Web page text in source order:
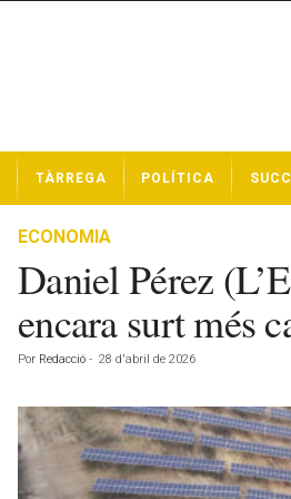
t
TÀRREGA POLÍTICA
ECONOMIA
Daniel Pérez
encara surt més
Por Redacció - 28 d'abril de 2026